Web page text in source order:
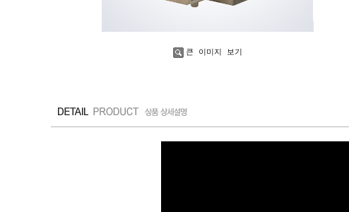
큰 이미지 보기